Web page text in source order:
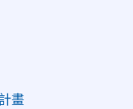
畫